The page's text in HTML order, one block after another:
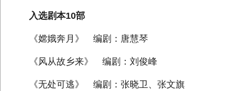
入选剧本10部
《嫦娥奔月》 编剧：唐慧琴
《风从故乡来》 编剧：刘俊峰
《无处可逃》 编剧：张晓卫、张文旗